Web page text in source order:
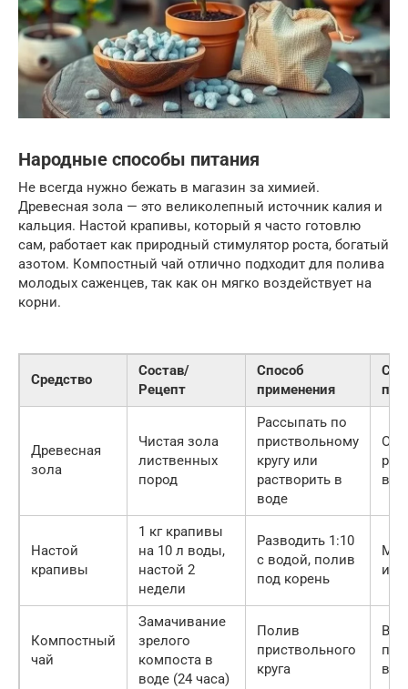
Народные способы питания
Не всегда нужно бежать в магазин за химией.
Древесная зола — это великолепный источник калия и
кальция. Настой крапивы, который я часто готовлю
сам, работает как природный стимулятор роста, богатый
азотом. Компостный чай отлично подходит для полива
молодых саженцев, так как он мягко воздействует на
корни.
Средство
Состав/
Рецепт
Способ
применения
Древесная
зола
Чистая зола
лиственных
пород
Рассыпать по
приствольному
кругу или
растворить в
воде
Настой
крапивы
1 кг крапивы
на 10 л воды,
настой 2
недели
Разводить 1:10
с водой, полив
под корень
Компостный
чай
Замачивание
зрелого
компоста в
воде (24 часа)
Полив
приствольного
круга